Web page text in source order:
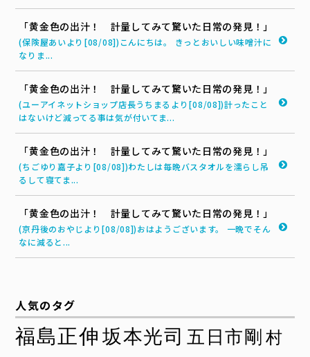
「黄金色の出汁！ 計量してみて驚いた日常の発見！」
(保険屋あいより[08/08])こんにちは。 きっとおいしい味噌汁に
なりま...
「黄金色の出汁！ 計量してみて驚いた日常の発見！」
(ユーアイネットショップ店長うちまるより[08/08])計ったこと
はないけど減ってる事は気が付いてま...
「黄金色の出汁！ 計量してみて驚いた日常の発見！」
(ちごゆり嘉子より[08/08])わたしは毎晩バスタオルを濡らし吊
るして寝てま...
「黄金色の出汁！ 計量してみて驚いた日常の発見！」
(京丹後のおやじより[08/08])おはようございます。 一晩でそん
なに減ると...
人気のタグ
福島正伸 坂本光司 五日市剛 村